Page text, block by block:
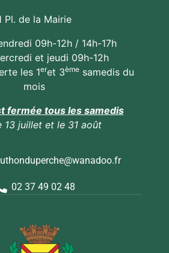
Pl. de la Mairie
09h-12h / 14h-17h
et jeudi 09h-12h
les 1eret 3ème samedis du
mois
fermée tous les samedis
13 juillet et le 31 août
02 37 49 02 48